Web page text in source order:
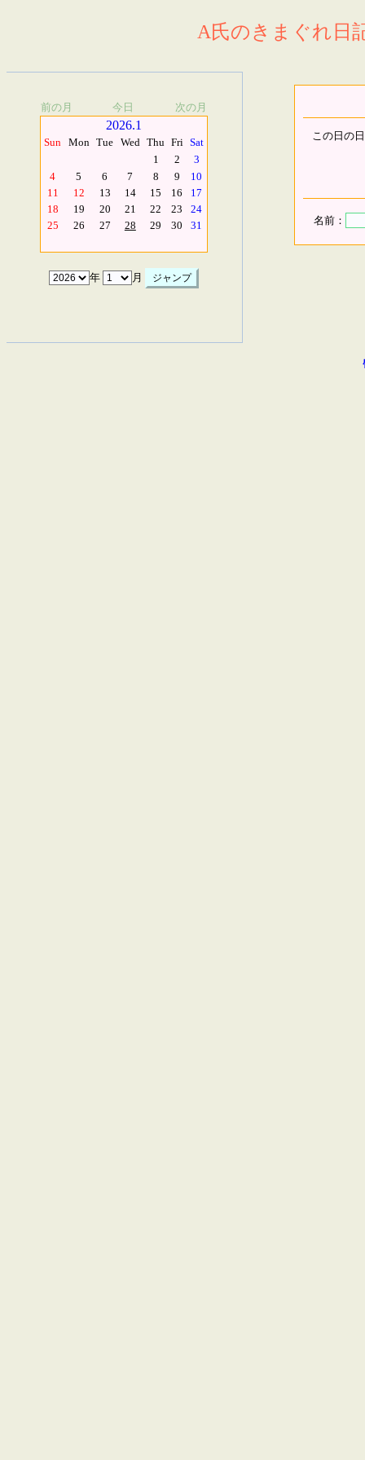
A氏のきまぐれ日
前の月 今日 次の月
2026.1
Sun Mon Tue Wed Thu Fri Sat
1
2
3
4
5 6 7 8 9
10
11
12 13 14 15 16
17
18
19 20 21 22 23
24
25
26 27 28 29 30 31
年 月
この日の
名前：